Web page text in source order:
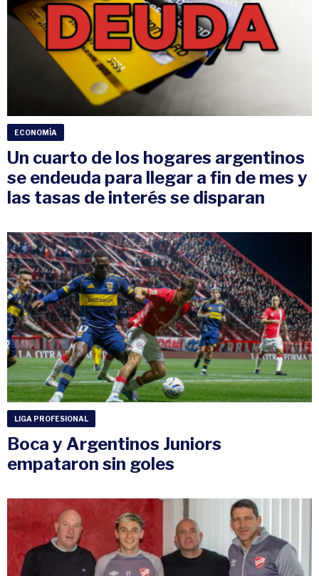
ECONOMÍA
Un cuarto de los hogares argentinos
se endeuda para llegar a fin de mes y
las tasas de interés se disparan
LIGA PROFESIONAL
Boca y Argentinos Juniors
empataron sin goles